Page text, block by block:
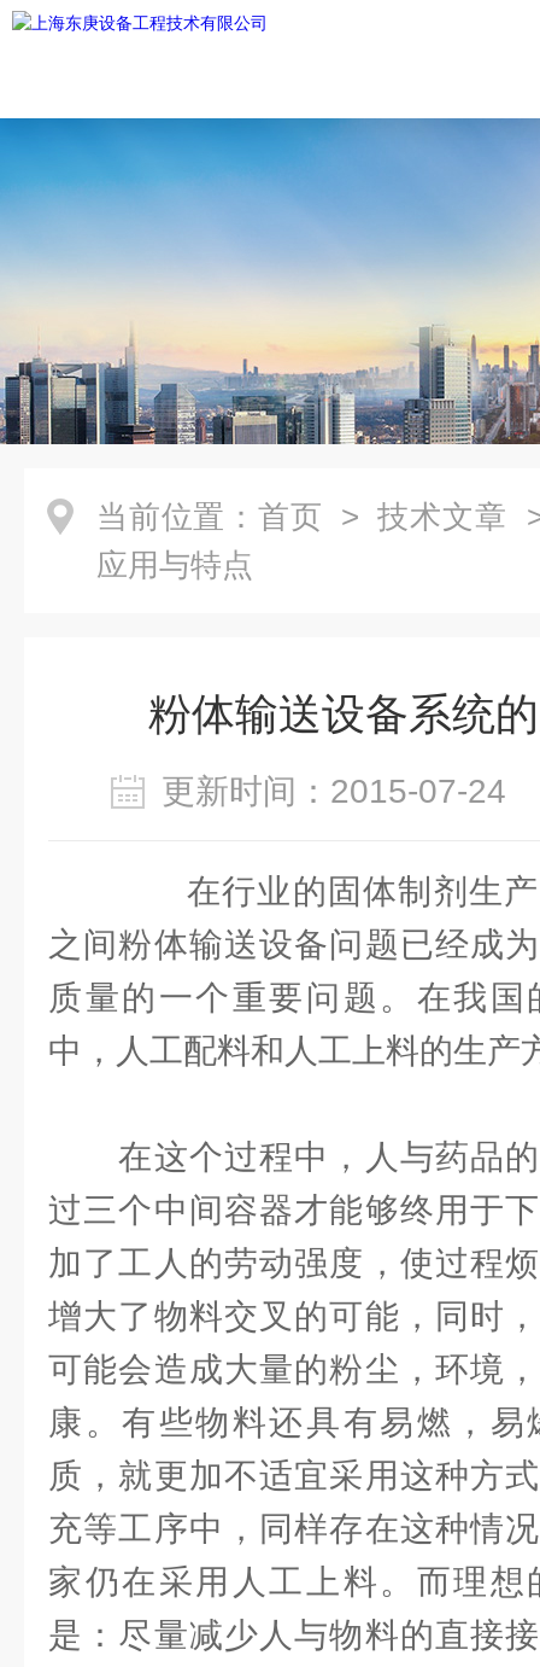
当前位置： 首页 > 技术文章
应用与特点
粉体输送设备系统
更新时间：2015-07-
在行业的固体制剂生产
之间粉体输送设备问题已经成
质量的一个重要问题。在我
中，人工配料和人工上料的生产
在这个过程中，人与药品的
过三个中间容器才能够终用于
加了工人的劳动强度，使过程
增大了物料交叉的可能，同时
可能会造成大量的粉尘，环境
康。有些物料还具有易燃，
质，就更加不适宜采用这种方
充等工序中，同样存在这种情
家仍在采用人工上料。而理
是：尽量减少人与物料的直接